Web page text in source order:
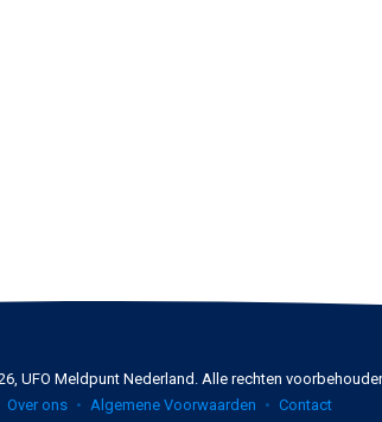
UFO Meldpunt Nederland. Alle rechten
Over ons Algemene Voorwaarden Contact